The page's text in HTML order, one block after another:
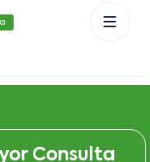
Consulta